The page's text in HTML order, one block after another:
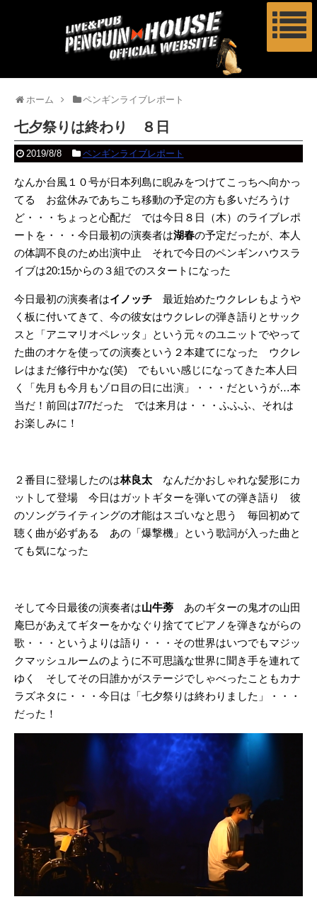
ホーム ペンギンライブレポート
七夕祭りは終わり ８日
2019/8/8 ペンギンライブレポート
なんか台風１０号が日本列島に睨みをつけてこっちへ向かっ
てる お盆休みであちこち移動の予定の方も多いだろうけ
ど・・・ちょっと心配だ では今日８日（木）のライブレポ
ートを・・・今日最初の演奏者は湖春の予定だったが、本人
の体調不良のため出演中止 それで今日のペンギンハウスラ
イブは20:15からの３組でのスタートになった
今日最初の演奏者はイノッチ 最近始めたウクレレもようや
く板に付いてきて、今の彼女はウクレレの弾き語りとサック
スと「アニマリオペレッタ」という元々のユニットでやって
た曲のオケを使っての演奏という２本建てになった ウクレ
レはまだ修行中かな(笑) でもいい感じになってきた本人曰
く「先月も今月もゾロ目の日に出演」・・・だというが…本
当だ！前回は7/7だった では来月は・・・ふふふ、それは
お楽しみに！
２番目に登場したのは林良太 なんだかおしゃれな髪形にカ
ットして登場 今日はガットギターを弾いての弾き語り 彼
のソングライティングの才能はスゴいなと思う 毎回初めて
聴く曲が必ずある あの「爆撃機」という歌詞が入った曲と
ても気になった
そして今日最後の演奏者は山牛蒡 あのギターの鬼才の山田
庵巳があえてギターをかなぐり捨ててピアノを弾きながらの
歌・・・というよりは語り・・・その世界はいつでもマジッ
クマッシュルームのように不可思議な世界に聞き手を連れて
ゆく そしてその日誰かがステージでしゃべったこともカナ
ラズネタに・・・今日は「七夕祭りは終わりました」・・・
だった！